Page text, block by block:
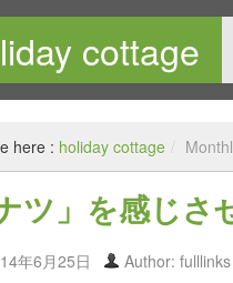
cottage
レクトショップ
here : holiday cottage /
ナツ」を感じ
年6月25日 Author: fulllinks